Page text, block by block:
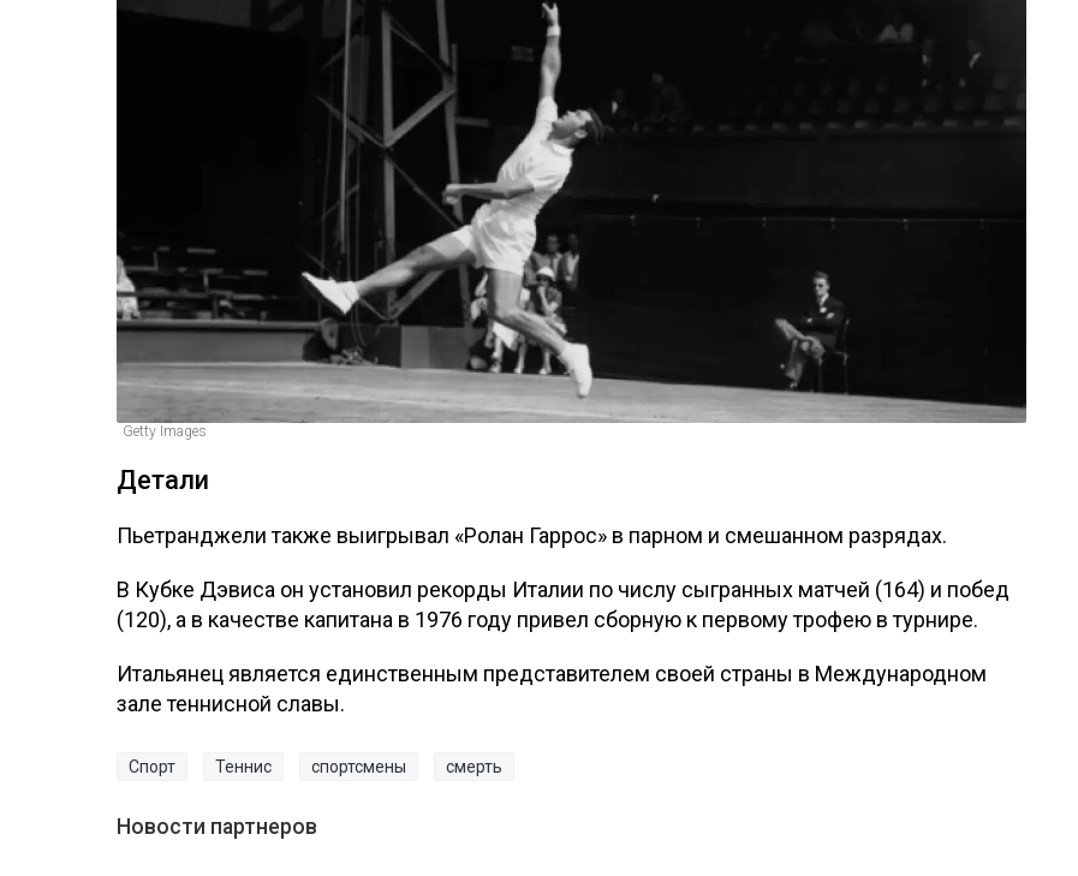
Getty Images
Детали
Пьетранджели также выигрывал «Ролан Гаррос» в парном и смешанном разрядах.
В Кубке Дэвиса он установил рекорды Италии по числу сыгранных матчей (164) и побед
(120), а в качестве капитана в 1976 году привел сборную к первому трофею в турнире.
Итальянец является единственным представителем своей страны в Международном
зале теннисной славы.
Спорт Теннис спортсмены смерть
Новости партнеров